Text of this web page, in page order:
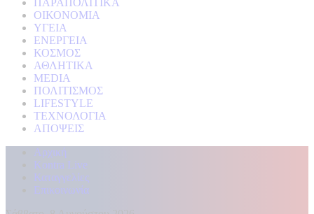
ΠΑΡΑΠΟΛΙΤΙΚΑ
ΟΙΚΟΝΟΜΙΑ
ΥΓΕΙΑ
ΕΝΕΡΓΕΙΑ
ΚΟΣΜΟΣ
ΑΘΛΗΤΙΚΑ
MEDIA
ΠΟΛΙΤΙΣΜΟΣ
LIFESTYLE
ΤΕΧΝΟΛΟΓΙΑ
ΑΠΟΨΕΙΣ
Αρχική
Kontra Live
Καταγγελίες
Επικοινωνία